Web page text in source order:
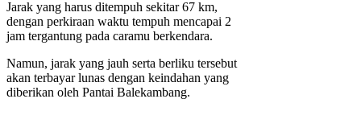
Jarak yang harus ditempuh sekitar 67 km,
dengan perkiraan waktu tempuh mencapai 2
jam tergantung pada caramu berkendara.
Namun, jarak yang jauh serta berliku tersebut
akan terbayar lunas dengan keindahan yang
diberikan oleh Pantai Balekambang.